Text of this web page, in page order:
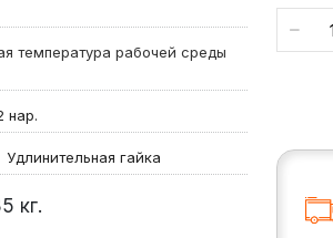
температура рабочей среды
нар.
Удлинительная гайка
кг.